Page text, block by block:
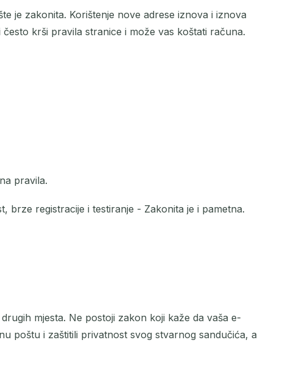
je zakonita. Korištenje nove adrese iznova i iznova
krši pravila stranice i može vas koštati računa.
pravila.
registracije i testiranje - Zakonita je i pametna.
mjesta. Ne postoji zakon koji kaže da vaša e-
poštu i zaštitili privatnost svog stvarnog sandučića, a